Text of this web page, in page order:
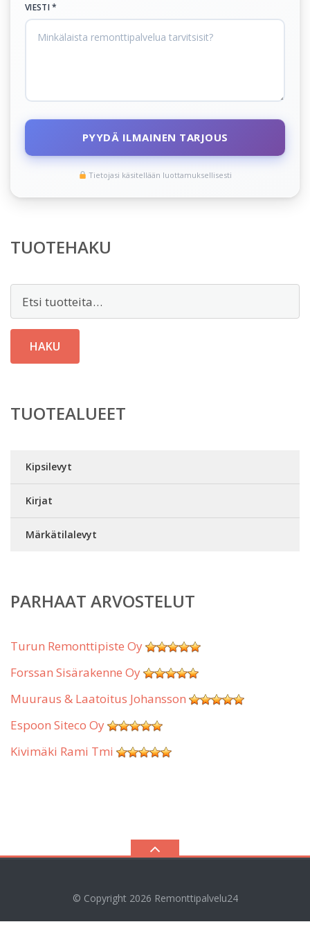
VIESTI *
PYYDÄ ILMAINEN TARJOUS
Tietojasi käsitellään luottamuksellisesti
TUOTEHAKU
HAKU
TUOTEALUEET
Kipsilevyt
Kirjat
Märkätilalevyt
PARHAAT ARVOSTELUT
Turun Remonttipiste Oy
Forssan Sisärakenne Oy
Muuraus & Laatoitus Johansson
Espoon Siteco Oy
Kivimäki Rami Tmi
© Copyright 2026 Remonttipalvelu24